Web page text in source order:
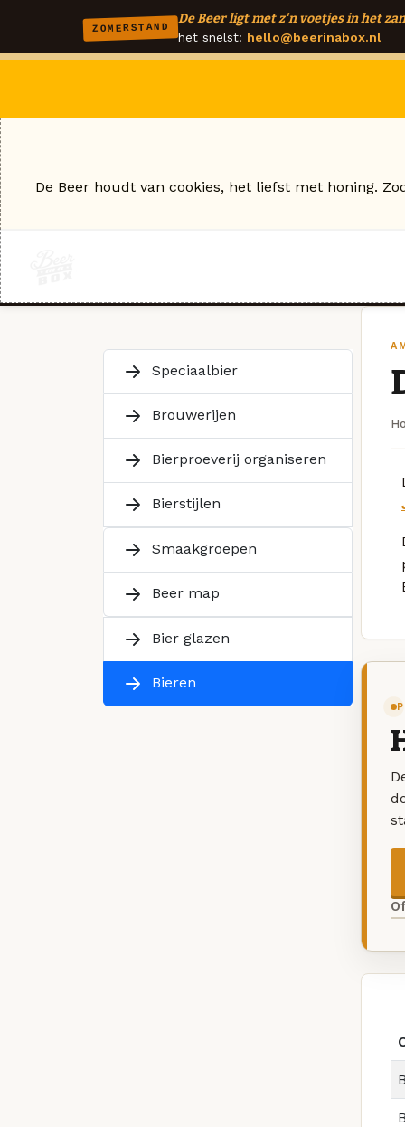
ZOMERSTAND
De Beer ligt met z'n voetjes in het
het snelst: hello@beerinabox.nl
Speciaalbier
Brouwerijen
Bierproeverij organiseren
Bierstijlen
Smaakgroepen
Beer map
Bier glazen
Bieren
De Beer houdt van cookies, het liefst met honing.